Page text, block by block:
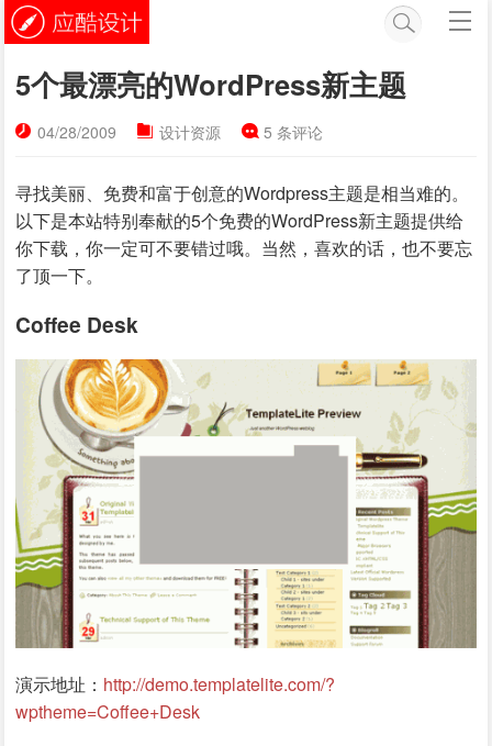
5个最漂亮的WordPress新主题
04/28/2009 设计资源 5 条评论
寻找美丽、免费和富于创意的Wordpress主题是相当难的。
以下是本站特别奉献的5个免费的WordPress新主题提供给
你下载，你一定可不要错过哦。当然，喜欢的话，也不要忘
了顶一下。
Coffee Desk
演示地址： http://demo.templatelite.com/?
wptheme=Coffee+Desk